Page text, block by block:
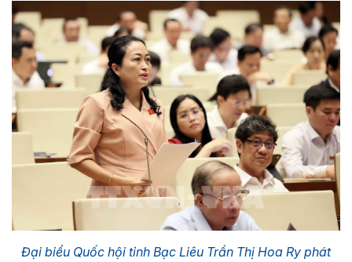
Đại biểu Quốc hội tỉnh Bạc Liêu Trần Thị Hoa Ry phát